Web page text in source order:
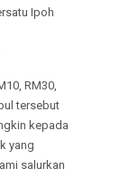
Ipoh
RM30,
tersebut
kepada
yang
salurkan